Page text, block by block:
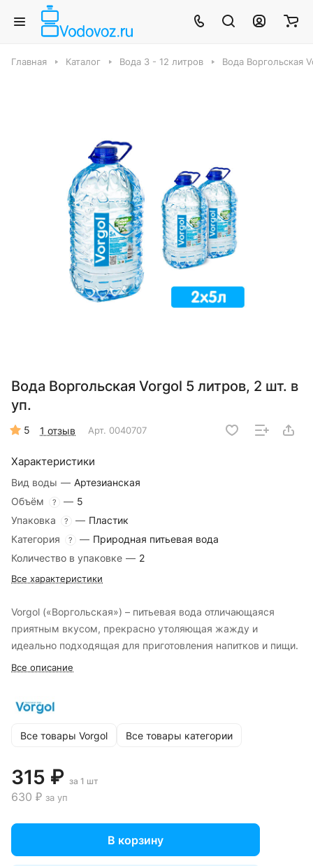
Главная Каталог Вода 3 - 12 литров Вода Воргольская
Вода Воргольская Vorgol 5 литров, 2 шт. в
уп.
5 1 отзыв Арт. 0040707
Характеристики
Вид воды — Артезианская
Объём
? — 5
Упаковка
? — Пластик
Категория
? — Природная питьевая вода
Количество в упаковке — 2
Все характеристики
Vorgol («Воргольская») – питьевая вода отличающаяся
приятным вкусом, прекрасно утоляющая жажду и
идеально подходящая для приготовления напитков и пищи.
Все описание
Все товары Vorgol Все товары категории
315 ₽ за 1 шт
630 ₽ за уп
В корзину